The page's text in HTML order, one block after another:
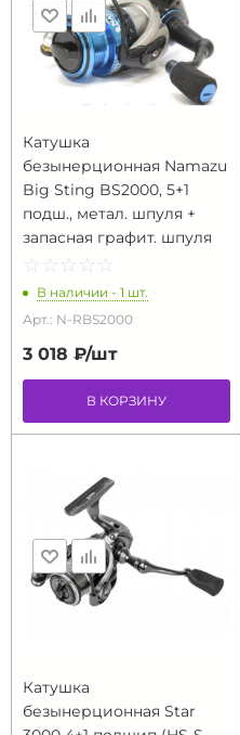
Катушка
безынерционная Namazu
Big Sting BS2000, 5+1
подш., метал. шпуля +
запасная графит. шпуля
☆ ☆ ☆ ☆ ☆
★ ★ ★ ★ ★
В наличии - 1 шт.
Арт.: N-RBS2000
3 018 ₽/шт
В КОРЗИНУ
Катушка
безынерционная Star